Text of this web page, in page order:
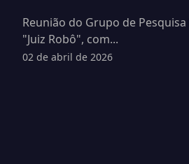
Reunião do Grupo de Pesquisa
"Juiz Robô", com...
02 de abril de 2026